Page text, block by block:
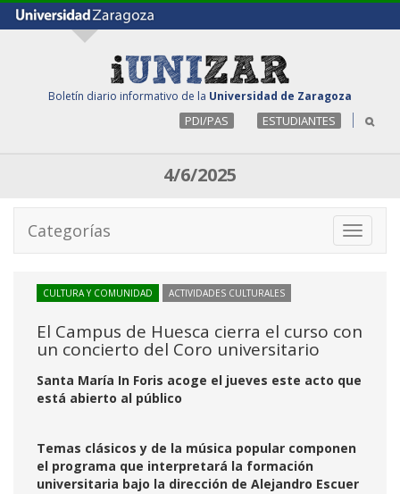
Boletín diario informativo de la Universidad de Zaragoza
PDI/PAS ESTUDIANTES
4/6/2025
Toggle
Categorías
CULTURA Y COMUNIDAD ACTIVIDADES CULTURALES
El Campus de Huesca cierra el curso con
un concierto del Coro universitario
Santa María In Foris acoge el jueves este acto que
está abierto al público
Temas clásicos y de la música popular componen
el programa que interpretará la formación
universitaria bajo la dirección de Alejandro Escuer